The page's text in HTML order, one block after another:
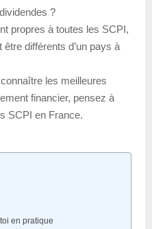
?
propres à toutes les SCPI,
différents d’un pays à
les meilleures
financier, pensez à
SCPI en France.
en pratique